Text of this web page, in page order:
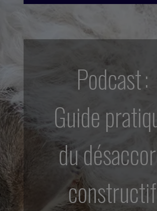
Podcast :
Guide
du
constructif